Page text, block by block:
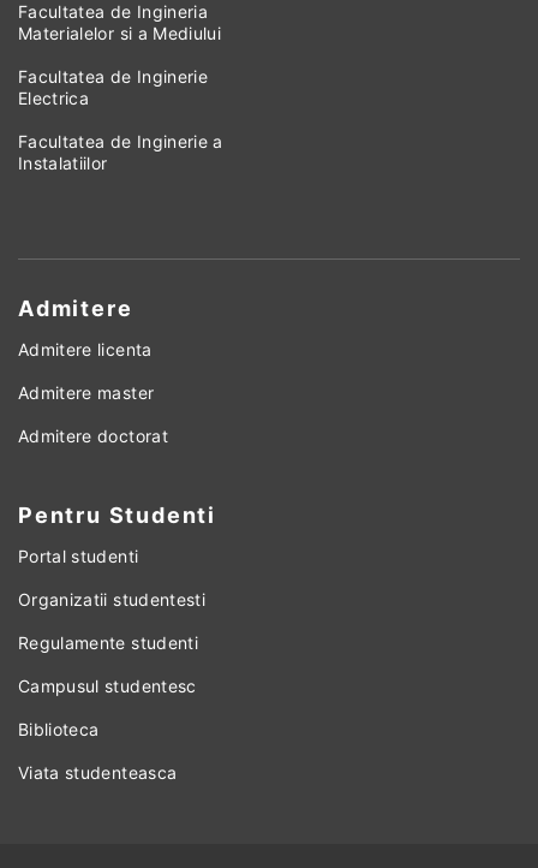
Facultatea de Ingineria
Materialelor si a Mediului
Facultatea de Inginerie
Electrica
Facultatea de Inginerie a
Instalatiilor
Admitere
Admitere licenta
Admitere master
Admitere doctorat
Pentru Studenti
Portal studenti
Organizatii studentesti
Regulamente studenti
Campusul studentesc
Biblioteca
Viata studenteasca